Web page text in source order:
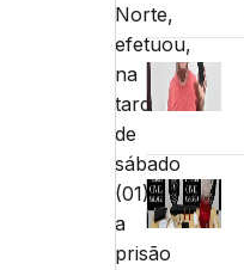
Norte,
efetuou,
na
tarde
de
sábado
(01)
a
prisão